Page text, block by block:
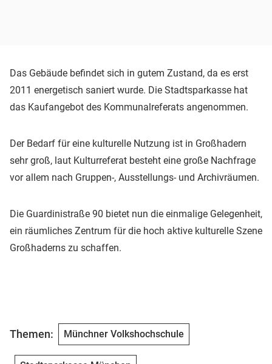
Das Gebäude befindet sich in gutem Zustand, da es erst
2011 energetisch saniert wurde. Die Stadtsparkasse hat
das Kaufangebot des Kommunalreferats angenommen.
Der Bedarf für eine kulturelle Nutzung ist in Großhadern
sehr groß, laut Kulturreferat besteht eine große Nachfrage
vor allem nach Gruppen-, Ausstellungs- und Archivräumen.
Die Guardinistraße 90 bietet nun die einmalige Gelegenheit,
ein räumliches Zentrum für die hoch aktive kulturelle Szene
Großhaderns zu schaffen.
Themen: Münchner Volkshochschule